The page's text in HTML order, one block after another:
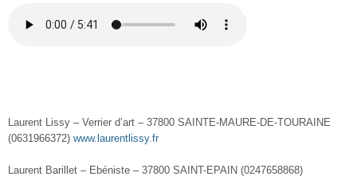
Laurent Lissy – Verrier d’art – 37800 SAINTE-MAURE-DE-TOURAINE
(0631966372) www.laurentlissy.fr
Laurent Barillet – Ebéniste – 37800 SAINT-EPAIN (0247658868)